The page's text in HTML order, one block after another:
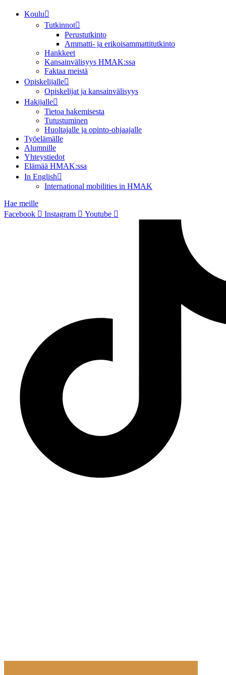
Koulu
Tutkinnot
Perustutkinto
Ammatti- ja erikoisammattitutkinto
Hankkeet
Kansainvälisyys HMAK:ssa
Faktaa meistä
Opiskelijalle
Opiskelijat ja kansainvälisyys
Hakijalle
Tietoa hakemisesta
Tutustuminen
Huoltajalle ja opinto-ohjaajalle
Työelämälle
Alumnille
Yhteystiedot
Elämää HMAK:ssa
In English
International mobilities in HMAK
Hae meille
Facebook
Instagram Youtube